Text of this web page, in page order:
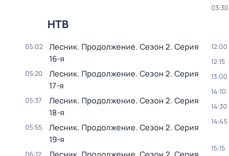
03:30
НТВ
05:02 Лесник. Продолжение. Сезон 2. Серия
16-я
05:20 Лесник. Продолжение. Сезон 2. Серия
17-я
05:37 Лесник. Продолжение. Сезон 2. Серия
18-я
05:55 Лесник. Продолжение. Сезон 2. Серия
19-я
06:12
12:00
12:15
13:00
14:10
14:30
14:45
15:15